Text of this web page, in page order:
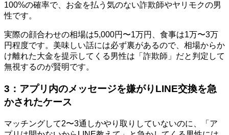
100%の確率で、お金を払う気のない詐欺師やヤリモクの男
性です。
実際の顔合わせの相場は5,000円〜1万円、食事は1万〜3万
円程度です。美味しい話には必ず裏があるので、相場からか
け離れた大金を提示してくる男性は「詐欺師」だと判定して
無視するのが賢明です。
3：アプリ内のメッセージを嫌がりLINE交換を急
かされたケース
マッチングして2〜3通しかやり取りしていないのに、「ア